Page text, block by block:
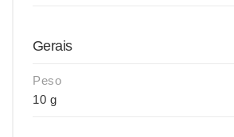
Gerais
Peso
10 g